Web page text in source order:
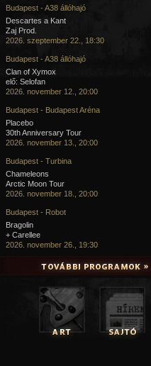
Budapest - A38 állóhajó
Descartes a Kant
Zaj Prod.
2026. szeptember 22., 18:30
Budapest - A38 állóhajó
Clan of Xymox
elő: Selofan
2026. november 12., 20:00
Budapest - Budapest Aréna
Placebo
30th Anniversary Tour
2026. november 13., 20:00
Budapest - Turbina
Chameleons
Arctic Moon Tour
2026. november 18., 20:00
Budapest - Robot
Bragolin
+ Carellee
2026. november 26., 19:30